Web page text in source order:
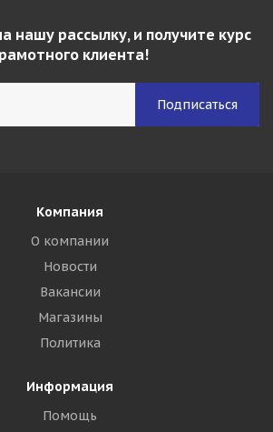
нашу рассылку, и получите курс
клиента!
Компания
О компании
Новости
Вакансии
Магазины
Политика
Информация
Помощь